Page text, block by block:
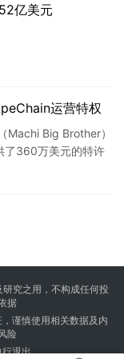
亿美元
运营特权
Big Brother）
了360万美元的特许
究之用，不构成任何投
据
谨慎使用相关数据及内
险
行退出